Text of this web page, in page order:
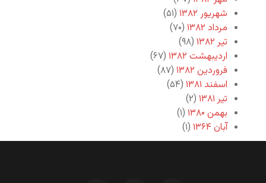
شهریور ۱۳۸۲
(۵۱)
مرداد ۱۳۸۲
(۷۰)
تیر ۱۳۸۲
(۹۸)
اردیبهشت ۱۳۸۲
(۶۷)
فروردین ۱۳۸۲
(۸۷)
اسفند ۱۳۸۱
(۵۴)
تیر ۱۳۸۱
(۲)
بهمن ۱۳۸۰
(۱)
آبان ۱۳۶۴
(۱)